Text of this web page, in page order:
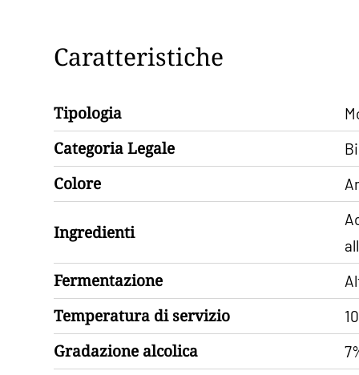
Caratteristiche
Tipologia
Categoria Legale
Colore
Ingredienti
Fermentazione
Temperatura di servizio
Gradazione alcolica